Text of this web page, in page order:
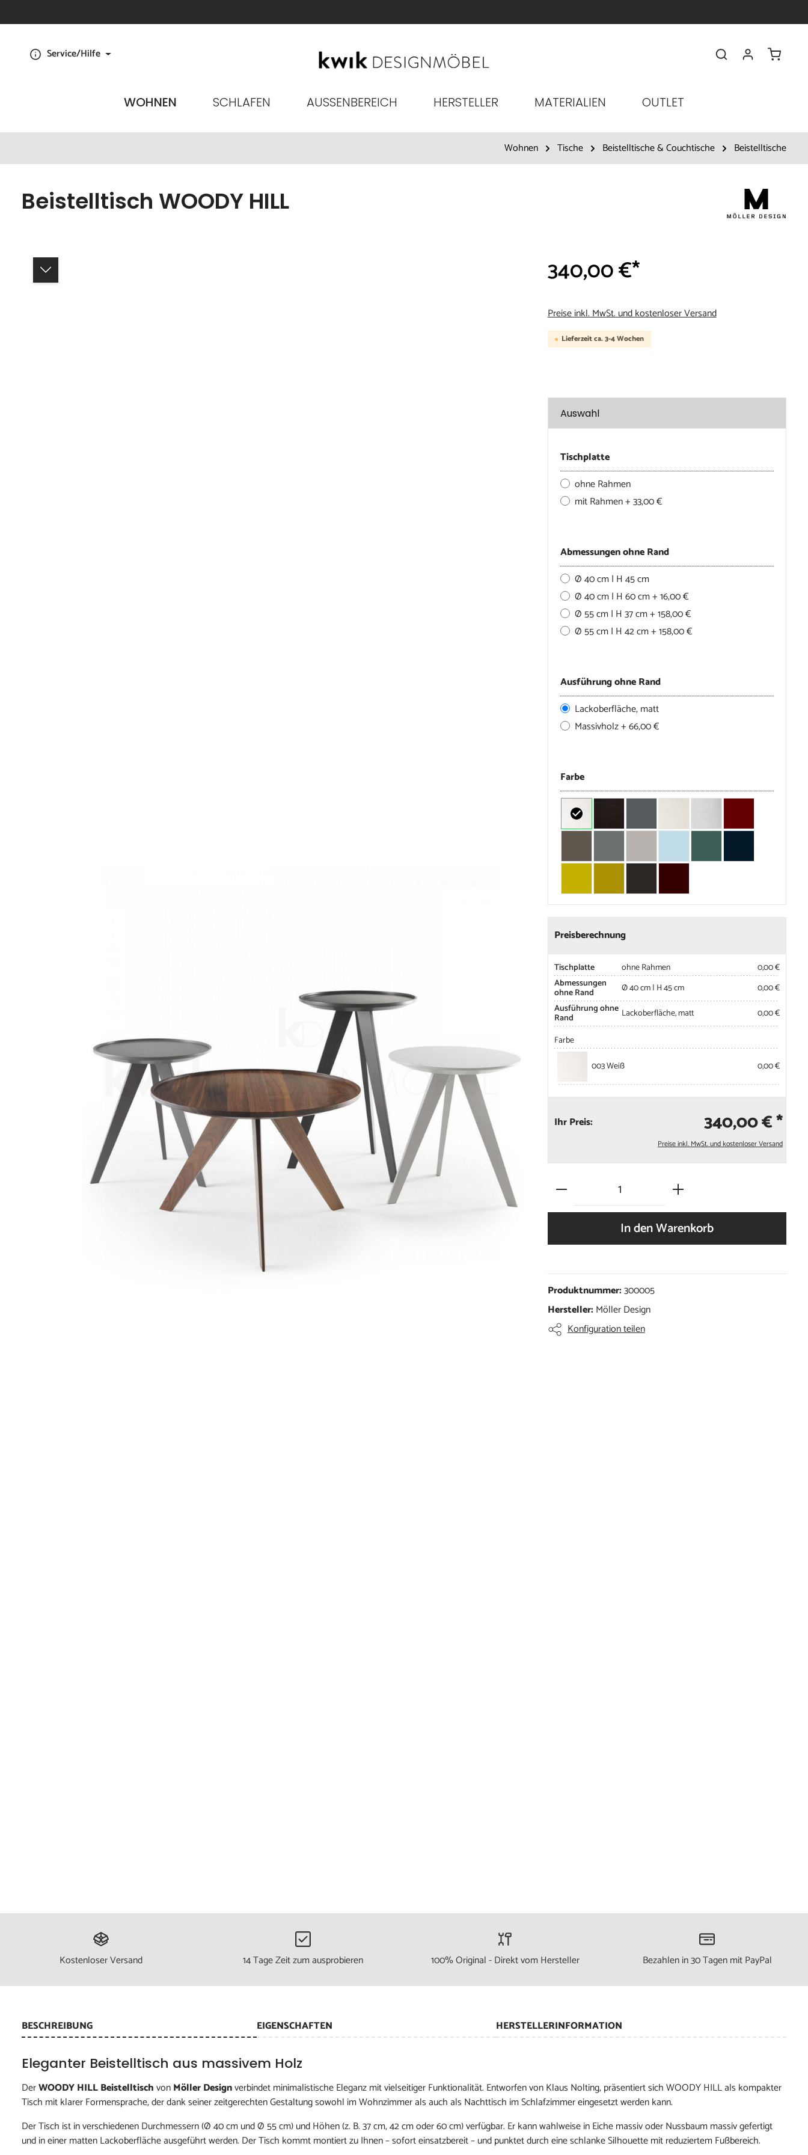
Service/Hilfe
SCHLAFEN AUSSENBEREICH HERSTELLER MATERIALIEN OUTLET
Wohnen Tische Beistelltische & Couchtische Beistelltische
Beistelltisch WOODY HILL
340,00 €*
Preise inkl. MwSt. und kostenloser Versand
Lieferzeit ca. 3-4 Wochen
Auswahl
Tischplatte
ohne Rahmen
mit Rahmen + 33,00 €
Abmessungen ohne Rand
Ø 40 cm | H 45 cm
Ø 40 cm | H 60 cm + 16,00 €
Ø 55 cm | H 37 cm + 158,00 €
Ø 55 cm | H 42 cm + 158,00 €
Ausführung ohne Rand
Lackoberfläche, matt
Massivholz + 66,00 €
Farbe
Preisberechnung
Tischplatte ohne Rahmen
0,00 €
Abmessungen
ohne Rand Ø 40 cm | H 45 cm
0,00 €
Ausführung ohne
Rand Lackoberfläche, matt
0,00 €
Farbe
003 Weiß
0,00 €
Ihr Preis: 340,00 € *
Preise inkl. MwSt. und kostenloser Versand
Produkt Anzahl: Gib den gewünschten
In den Warenkorb
Produktnummer:300005
Hersteller: Möller Design
Konfiguration teilen
Kostenloser Versand 14 Tage Zeit zum ausprobieren 100% Original - Direkt vom Hersteller Bezahlen in 30 Tagen mit PayPal
BESCHREIBUNG EIGENSCHAFTEN HERSTELLERINFORMATION
Eleganter Beistelltisch aus massivem Holz
DerWOODY HILL BeistelltischvonMöller Designverbindet minimalistische Eleganz mit vielseitiger Funktionalität. Entworfen von Klaus Nolting, präsentiert sich WOODY HILL als kompakter
Tisch mit klarer Formensprache, der dank seiner zeitgerechten Gestaltung sowohl im Wohnzimmer als auch als Nachttisch im Schlafzimmer eingesetzt werden kann.
Der Tisch ist in verschiedenen Durchmessern (Ø 40 cm und Ø 55 cm) und Höhen (z. B. 37 cm, 42 cm oder 60 cm) verfügbar. Er kann wahlweise in Eiche massiv oder Nussbaum massiv gefertigt
und in einer matten Lackoberfläche ausgeführt werden. Der Tisch kommt montiert zu Ihnen – sofort einsatzbereit – und punktet durch eine schlanke Silhouette mit reduziertem Fußbereich.